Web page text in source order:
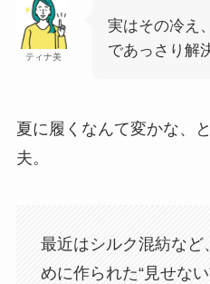
ティナ美
実はその冷え
であっさり解
夏に履くなんて変かな、
夫。
最近はシルク混紡など
めに作られた“見せな